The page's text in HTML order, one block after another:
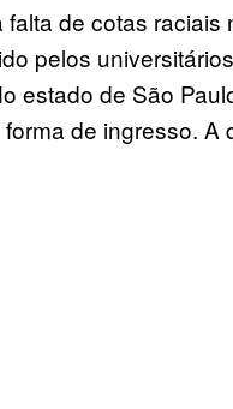
falta de cotas
pelos
estado de São
de ingresso. A